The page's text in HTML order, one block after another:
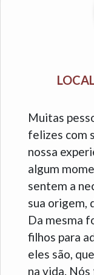
Muitas
felizes com
nossa
algum
sentem a
sua origem,
Da mesma
filhos para
eles são,
na vida.